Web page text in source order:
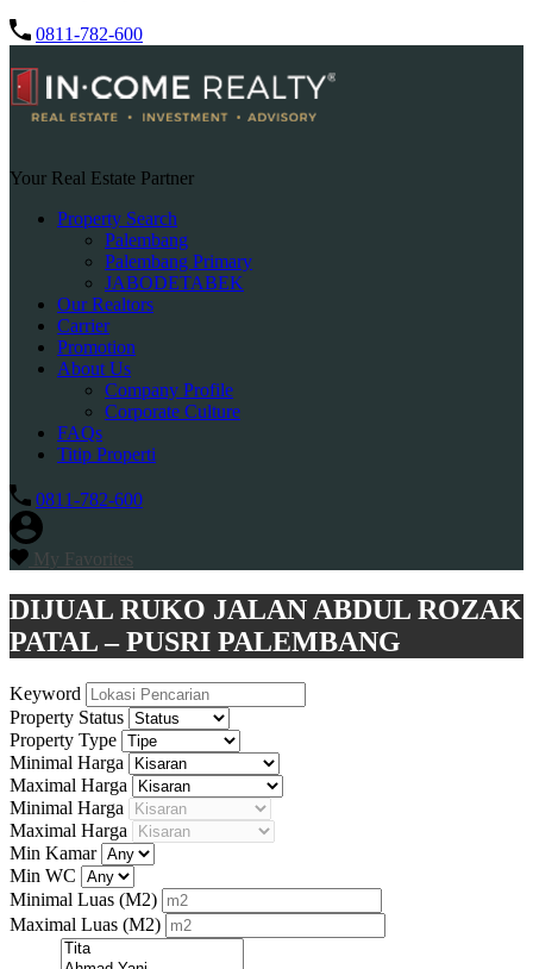
0811-782-600
Your Real Estate Partner
Property Search
Palembang
Palembang Primary
JABODETABEK
Our Realtors
Carrier
Promotion
About Us
Company Profile
Corporate Culture
FAQs
Titip Properti
0811-782-600
My Favorites
DIJUAL RUKO JALAN ABDUL ROZAK
PATAL – PUSRI PALEMBANG
Keyword
Property Status
Property Type
Minimal Harga
Maximal Harga
Minimal Harga
Maximal Harga
Min Kamar
Min WC
Minimal Luas (M2)
Maximal Luas (M2)